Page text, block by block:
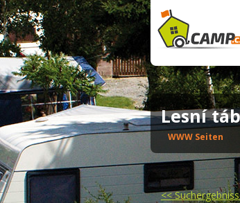
Lesní
WWW Seiten
<<